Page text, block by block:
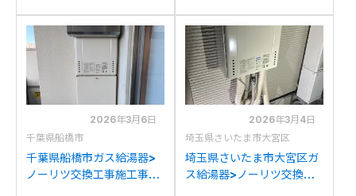
2450WKXからノーリツ
GT-2470SAW BLへの交
換
2450SAWXからノーリツ
GT-2470SAW BLへの交
換
2026年3月6日
千葉県船橋市
千葉県船橋市ガス給湯器>
ノーリツ交換工事施工事
2026年3月4日
埼玉県さいたま市大宮区
埼玉県さいたま市大宮区ガ
ス給湯器>ノーリツ交換工